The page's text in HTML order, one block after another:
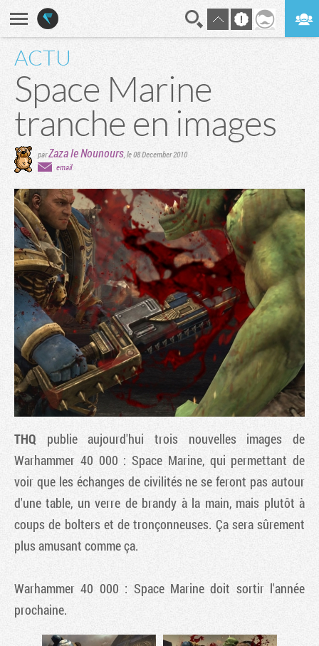
ACTU
Space Marine
tranche en images
parZaza le Nounours,le 08 December 2010
email
THQ publie aujourd'hui trois nouvelles images de
Warhammer 40 000 : Space Marine, qui permettant de
voir que les échanges de civilités ne se feront pas autour
d'une table, un verre de brandy à la main, mais plutôt à
coups de bolters et de tronçonneuses. Ça sera sûrement
plus amusant comme ça.
Warhammer 40 000 : Space Marinedoit sortir l'année
prochaine.